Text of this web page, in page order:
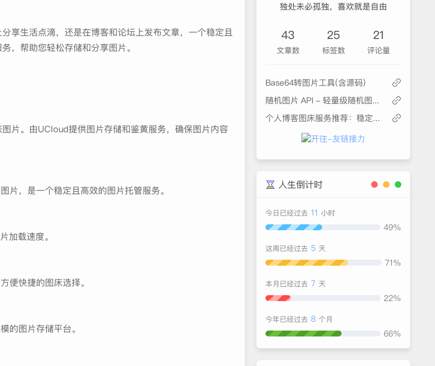
享生活点滴，还是在博客和论坛上发布文章，一个稳定且
，帮助您轻松存储和分享图片。
片。由UCloud提供图片存储和鉴黄服务，确保图片内容
片，是一个稳定且高效的图片托管服务。
加载速度。
便快捷的图床选择。
的图片存储平台。
独处未必孤独，喜欢就是自由
43
文章数
25
标签数
21
评论量
Base64转图片工具(含源码)
随机图片 API - 轻量级随机图床接口
个人博客图床服务推荐：稳定、快速、低成本的理想选择
人生倒计时
今日已经过去 11 小时
49%
这周已经过去 5 天
71%
本月已经过去 7 天
22%
今年已经过去 8 个月
66%